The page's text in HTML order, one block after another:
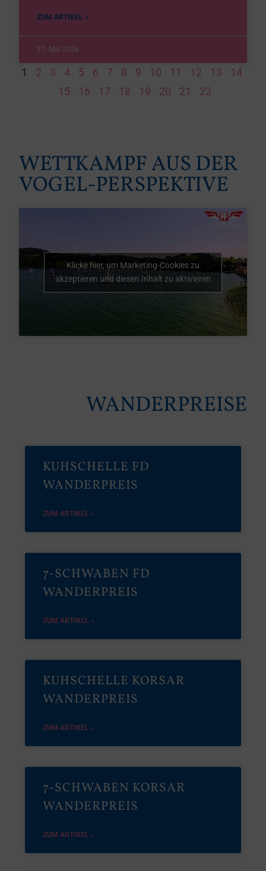
ZUM ARTIKEL »
27. Mai 2026
1 2 3 4 5 6 7 8 9 10 11 12 13
14
15
16 17 18 19 20 21 22
WETTKAMPF AUS DER
VOGEL-PERSPEKTIVE
Klicke hier, um Marketing-Cookies zu
akzeptieren und diesen Inhalt zu aktivieren
WANDERPREISE
KUHSCHELLE FD
WANDERPREIS
ZUM ARTIKEL »
7-SCHWABEN FD
WANDERPREIS
ZUM ARTIKEL »
KUHSCHELLE KORSAR
WANDERPREIS
ZUM ARTIKEL »
7-SCHWABEN KORSAR
WANDERPREIS
ZUM ARTIKEL »